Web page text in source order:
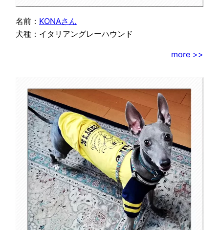
名前： KONAさん
犬種：イタリアングレーハウンド
more >>